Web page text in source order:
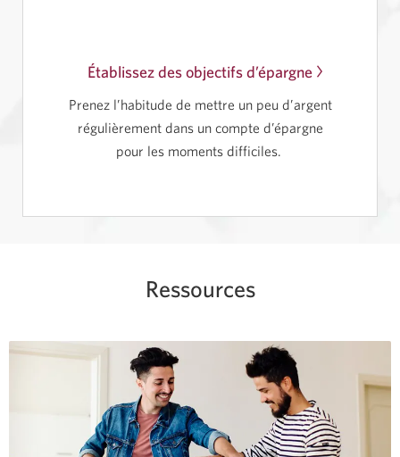
Établissez des objectifs d’épargne Une
Prenez l’habitude de mettre un peu d’argent
régulièrement dans un compte d’épargne
pour les moments difficiles.
Ressources